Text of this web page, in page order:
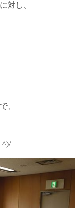
対し、
、